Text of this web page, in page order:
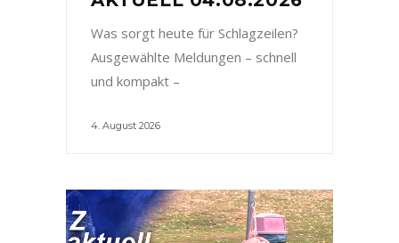
Was sorgt heute für Schlagzeilen?
Ausgewählte Meldungen – schnell
und kompakt –
4. August 2026